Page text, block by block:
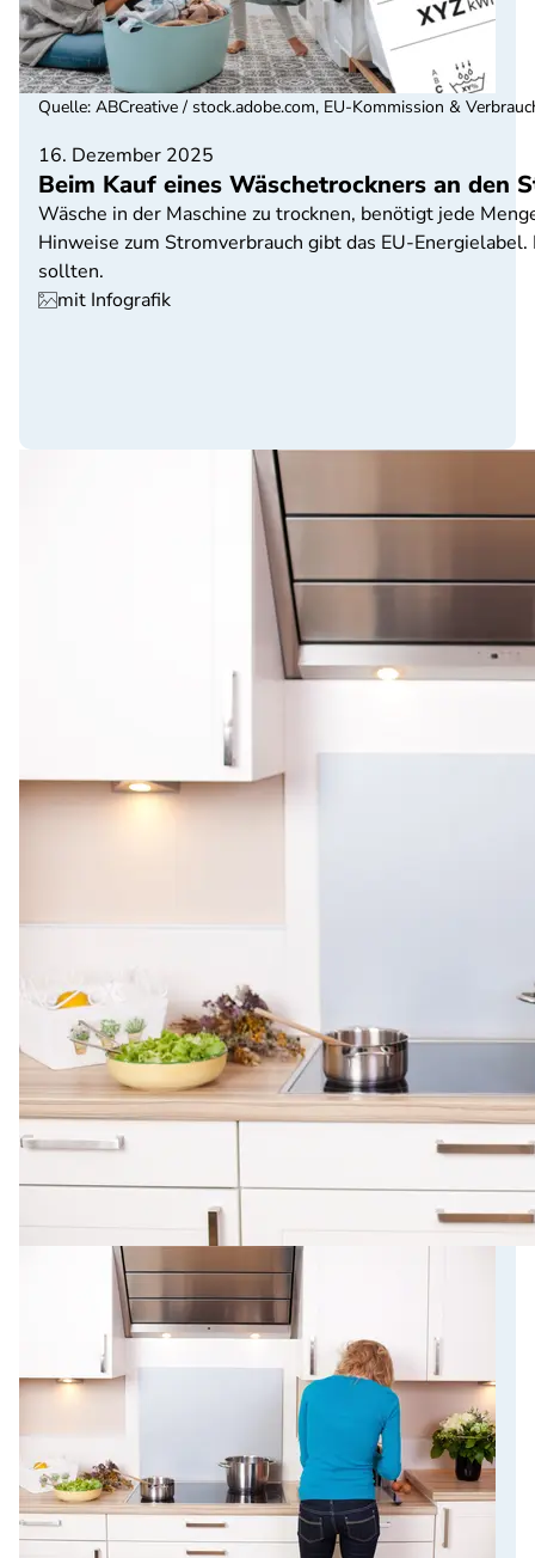
16. Dezember 2025
Beim Kauf eines Wäschetrockners an den
Wäsche in der Maschine zu trocknen, benötigt jede
Hinweise zum Stromverbrauch gibt das EU-
sollten.
mit Infografik
Quelle: ABCreative / stock.adobe.com, EU-Kommission &